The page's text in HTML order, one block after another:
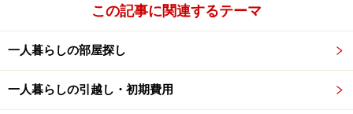
それがわかれば、あとは簡単。家計簿をつけ続けなくて
も、その費用を重点的に減らすように心がければ、節約
につながるというわけです。
この記事に関連するテーマ
一人暮らしの部屋探し
一人暮らしの引越し・初期費用